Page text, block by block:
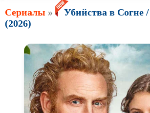
Сериалы »
Убийства в Согне
(2026)